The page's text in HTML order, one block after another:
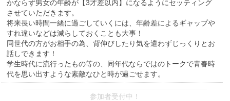
かならず男女の年齢が【3才差以内】になるようにセッティング
させていただきます。
将来長い時間一緒に過ごしていくには、年齢差によるギャップや
すれ違いなどは減らしておくことも大事！
同世代の方がお相手の為、背伸びしたり気を遣わずじっくりとお
話しできます！
学生時代に流行ったもの等の、同年代ならではのトークで青春時
代を思い出すような素敵なひと時が過ごせます。
参加者受付中！